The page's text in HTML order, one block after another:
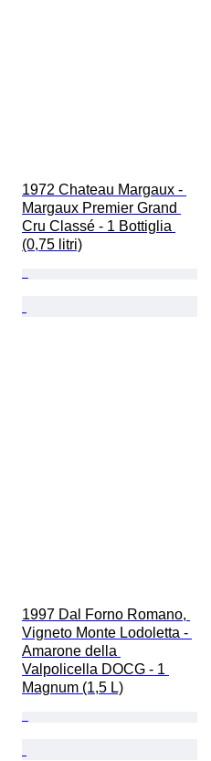
1972 Chateau Margaux -
Margaux Premier Grand
Cru Classé - 1 Bottiglia
(0,75 litri)
1997 Dal Forno Romano,
Vigneto Monte Lodoletta -
Amarone della
Valpolicella DOCG - 1
Magnum (1,5 L)